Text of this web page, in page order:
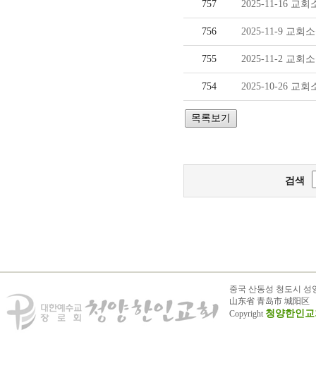
757 2025-11-16 교회
756 2025-11-9 교회
755 2025-11-2 교회
754 2025-10-26 교회
검색
중국 산동성 청도시 성
山东省 青岛市 城阳区
Copyright 청양한인